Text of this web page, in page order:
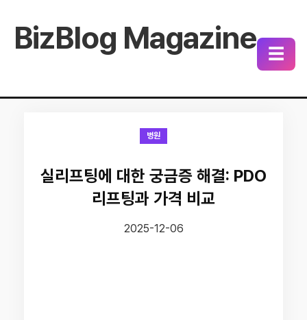
BizBlog Magazine ☰
병원
실리프팅에 대한 궁금증 해결: PDO
리프팅과 가격 비교
2025-12-06